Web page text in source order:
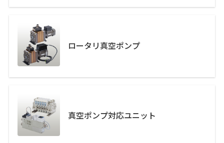
ロータリ真空ポンプ
真空ポンプ対応ユニット